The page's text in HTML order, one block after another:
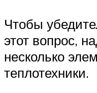
Чтобы
этот вопрос,
несколько
теплотехники.